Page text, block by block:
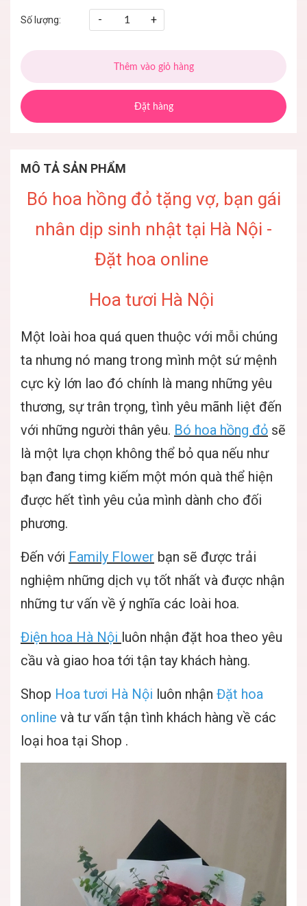
Số lượng: - +
Thêm vào giỏ hàng
Đặt hàng
MÔ TẢ SẢN PHẨM
Bó hoa hồng đỏ tặng vợ, bạn gái
nhân dịp sinh nhật tại Hà Nội -
Đặt hoa online
Hoa tươi Hà Nội
Một loài hoa quá quen thuộc với mỗi chúng
ta nhưng nó mang trong mình một sứ mệnh
cực kỳ lớn lao đó chính là mang những yêu
thương, sự trân trọng, tình yêu mãnh liệt đến
với những người thân yêu. Bó hoa hồng đỏ sẽ
là một lựa chọn không thể bỏ qua nếu như
bạn đang timg kiếm một món quà thể hiện
được hết tình yêu của mình dành cho đối
phương.
Đến với Family Flower bạn sẽ được trải
nghiệm những dịch vụ tốt nhất và được nhận
những tư vấn về ý nghĩa các loài hoa.
Điện hoa Hà Nội luôn nhận đặt hoa theo yêu
cầu và giao hoa tới tận tay khách hàng.
Shop Hoa tươi Hà Nội luôn nhận Đặt hoa
online và tư vấn tận tình khách hàng về các
loại hoa tại Shop .